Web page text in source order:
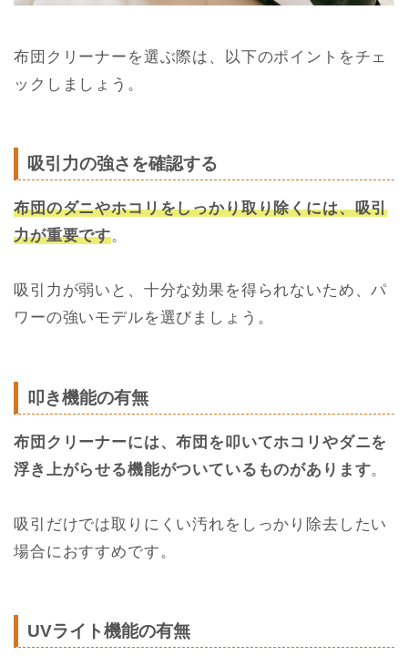
布団クリーナーを選ぶ際は、以下のポイントをチェ
ックしましょう。
吸引力の強さを確認する
布団のダニやホコリをしっかり取り除くには、吸引
力が重要です。
吸引力が弱いと、十分な効果を得られないため、パ
ワーの強いモデルを選びましょう。
叩き機能の有無
布団クリーナーには、布団を叩いてホコリやダニを
浮き上がらせる機能がついているものがあります。
吸引だけでは取りにくい汚れをしっかり除去したい
場合におすすめです。
UVライト機能の有無